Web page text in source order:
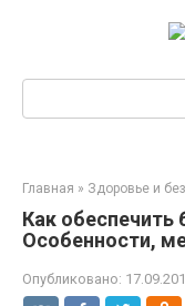
Главная » Здоровье и
Как обеспечить
Особенности,
Опубликовано: